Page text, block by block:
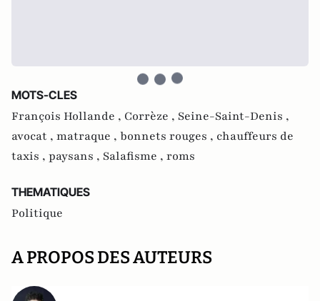
MOTS-CLES
François Hollande , Corrèze , Seine-Saint-Denis ,
avocat , matraque , bonnets rouges , chauffeurs de
taxis , paysans , Salafisme , roms
THEMATIQUES
Politique
A PROPOS DES AUTEURS